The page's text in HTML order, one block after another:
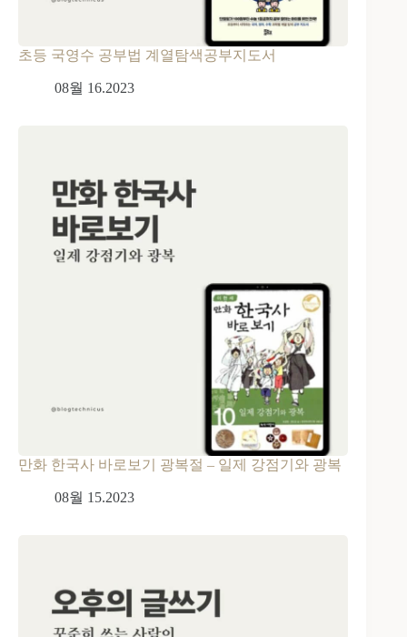
초등 국영수 공부법 계열탐색공부지도서
08월 16.2023
만화 한국사 바로보기 광복절 – 일제 강점기와 광복
08월 15.2023